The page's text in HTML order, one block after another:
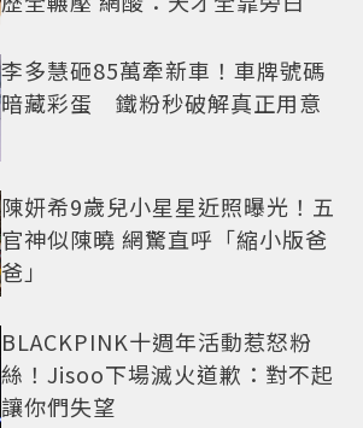
李多慧砸85萬牽新車！車牌號碼
暗藏彩蛋 鐵粉秒破解真正用意
陳妍希9歲兒小星星近照曝光！五
官神似陳曉 網驚直呼「縮小版爸
爸」
BLACKPINK十週年活動惹怒粉
絲！Jisoo下場滅火道歉：對不起
讓你們失望